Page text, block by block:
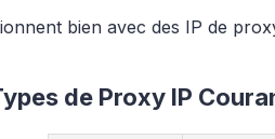
bien avec des IP de
de Proxy IP